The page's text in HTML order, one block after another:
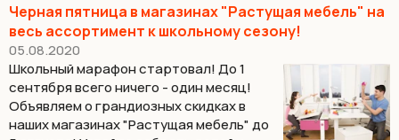
Черная пятница в магазинах "Растущая мебель" на
весь ассортимент к школьному сезону!
05.08.2020
Школьный марафон стартовал! До 1
сентября всего ничего - один месяц!
Объявляем о грандиозных скидках в
наших магазинах "Растущая мебель" до